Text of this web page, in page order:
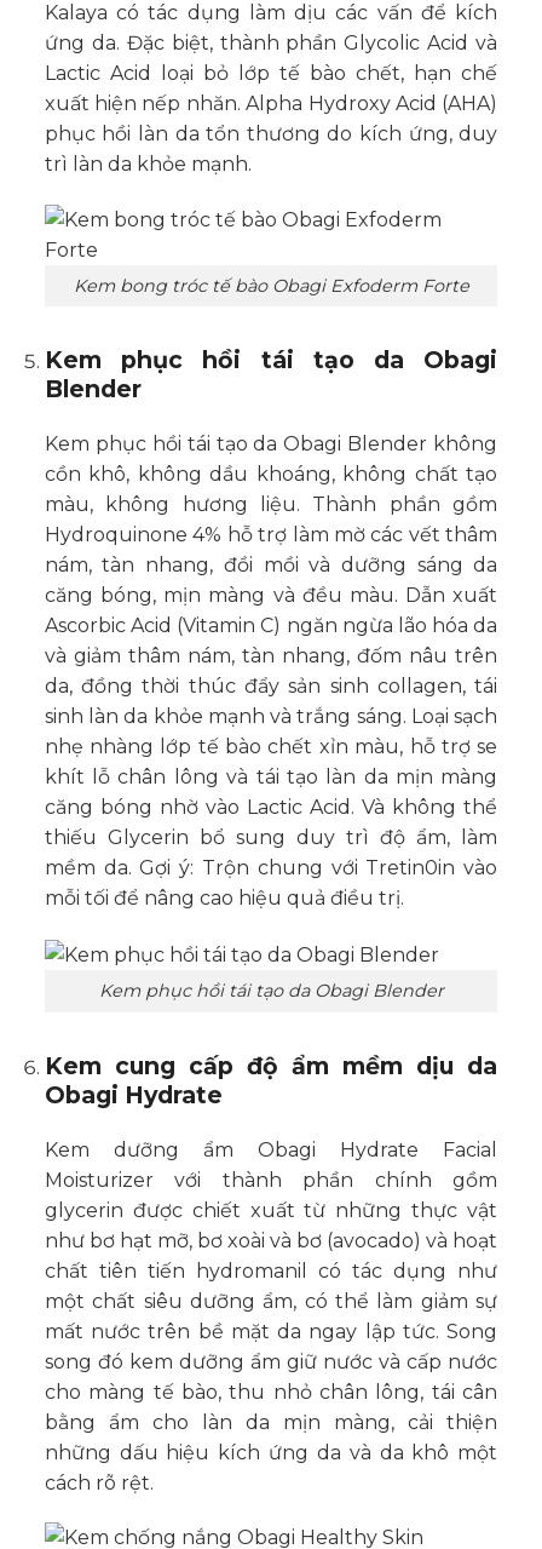
Kalaya có tác dụng làm dịu các vấn để kích
ứng da. Đặc biệt, thành phần Glycolic Acid và
Lactic Acid loại bỏ lớp tế bào chết, hạn chế
xuất hiện nếp nhăn. Alpha Hydroxy Acid (AHA)
phục hồi làn da tổn thương do kích ứng, duy
trì làn da khỏe mạnh.
Kem bong tróc tế bào Obagi Exfoderm Forte
Kem phục hồi tái tạo da Obagi
Blender
Kem phục hồi tái tạo da Obagi Blender không
cồn khô, không dầu khoáng, không chất tạo
màu, không hương liệu. Thành phần gồm
Hydroquinone 4% hỗ trợ làm mờ các vết thâm
nám, tàn nhang, đồi mồi và dưỡng sáng da
căng bóng, mịn màng và đều màu. Dẫn xuất
Ascorbic Acid (Vitamin C) ngăn ngừa lão hóa da
và giảm thâm nám, tàn nhang, đốm nâu trên
da, đồng thời thúc đẩy sản sinh collagen, tái
sinh làn da khỏe mạnh và trắng sáng. Loại sạch
nhẹ nhàng lớp tế bào chết xỉn màu, hỗ trợ se
khít lỗ chân lông và tái tạo làn da mịn màng
căng bóng nhờ vào Lactic Acid. Và không thể
thiếu Glycerin bổ sung duy trì độ ẩm, làm
mềm da. Gợi ý: Trộn chung với Tretin0in vào
mỗi tối để nâng cao hiệu quả điều trị.
Kem phục hồi tái tạo da Obagi Blender
Kem cung cấp độ ẩm mềm dịu da
Obagi Hydrate
Kem dưỡng ẩm Obagi Hydrate Facial
Moisturizer với thành phần chính gồm
glycerin được chiết xuất từ những thực vật
như bơ hạt mỡ, bơ xoài và bơ (avocado) và hoạt
chất tiên tiến hydromanil có tác dụng như
một chất siêu dưỡng ẩm, có thể làm giảm sự
mất nước trên bề mặt da ngay lập tức. Song
song đó kem dưỡng ẩm giữ nước và cấp nước
cho màng tế bào, thu nhỏ chân lông, tái cân
bằng ẩm cho làn da mịn màng, cải thiện
những dấu hiệu kích ứng da và da khô một
cách rõ rệt.